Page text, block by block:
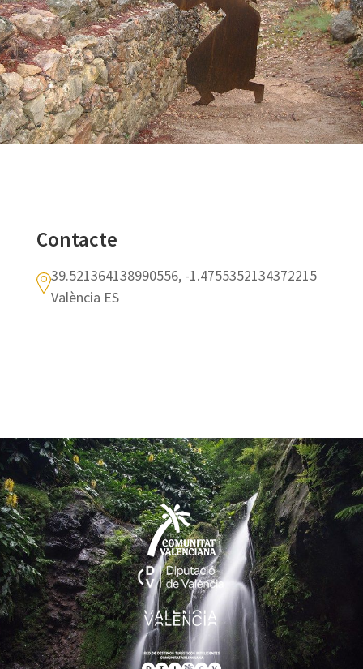
Contacte
39.521364138990556, -1.4755352134372215
València ES